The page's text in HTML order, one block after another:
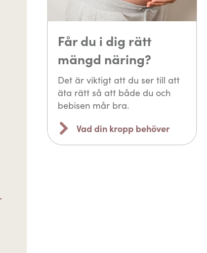
Får du i dig rätt
mängd näring?
Det är viktigt att du ser till att
äta rätt så att både du och
bebisen mår bra.
Vad din kropp behöver